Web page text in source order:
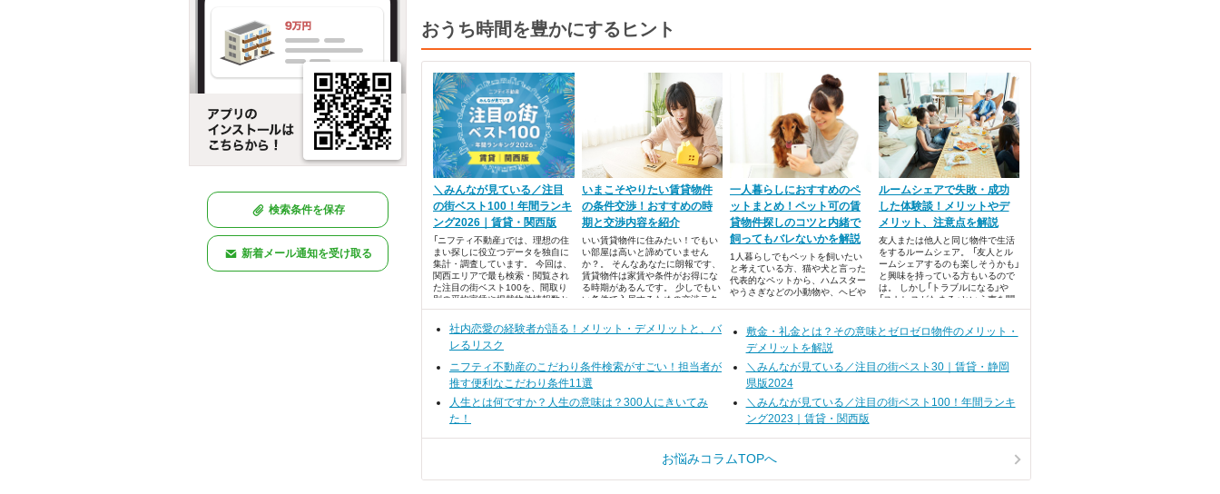
検索条件を保存
新着メール通知を受け取る
おうち時間を豊かにするヒント
＼みんなが見ている／注目
の街ベスト100！年間ランキ
ング2026｜賃貸・関西版
「ニフティ不動産」では、理想の住
まい探しに役立つデータを独自に
集計・調査しています。 今回は、
関西エリアで最も検索・閲覧され
た注目の街ベスト100を、間取り
別の平均家賃や掲載物件情報数と
ともに発表します！
いまこそやりたい賃貸物件
の条件交渉！おすすめの時
期と交渉内容を紹介
いい賃貸物件に住みたい！でもい
い部屋は高いと諦めていません
か？。 そんなあなたに朗報です、
賃貸物件は家賃や条件がお得にな
る時期があるんです。 少しでもい
い条件で入居するための交渉テク
ニックをご紹介いたします。 ・7
月～8月と11月は条件がゆるむ！
・家賃、時期、設備の条件交渉
一人暮らしにおすすめのペ
ットまとめ！ペット可の賃
貸物件探しのコツと内緒で
飼ってもバレないかを解説
1人暮らしでもペットを飼いたい
と考えている方、猫や犬と言った
代表的なペットから、ハムスター
やうさぎなどの小動物や、ヘビや
なと想像すると、夢が広がります
よね。
ルームシェアで失敗・成功
した体験談！メリットやデ
メリット、注意点を解説
友人または他人と同じ物件で生活
をするルームシェア。 「友人とル
ームシェアするのも楽しそうかも」
と興味を持っている方もいるので
は。 しかし「トラブルになる」や
「ストレスがたまる」という声を聞
くと、不安になりますよね。
社内恋愛の経験者が語る！メリット・デメリットと、バ
レるリスク
敷金・礼金とは？その意味とゼロゼロ物件のメリット・
デメリットを解説
ニフティ不動産のこだわり条件検索がすごい！担当者が
推す便利なこだわり条件11選
＼みんなが見ている／注目の街ベスト30｜賃貸・静岡
県版2024
人生とは何ですか？人生の意味は？300人にきいてみ
た！
＼みんなが見ている／注目の街ベスト100！年間ランキ
ング2023｜賃貸・関西版
お悩みコラムTOPへ